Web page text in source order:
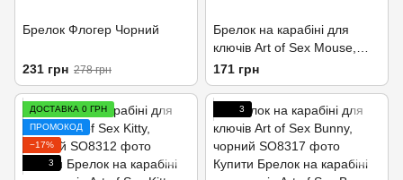
Брелок Флогер Чорний
231 грн 278 грн
Брелок на карабіні для
ключів Art of Sex Mouse,
Чорний
171 грн
ДОСТАВКА 0 ГРН
ПРОМОКОД
−17%
3
3